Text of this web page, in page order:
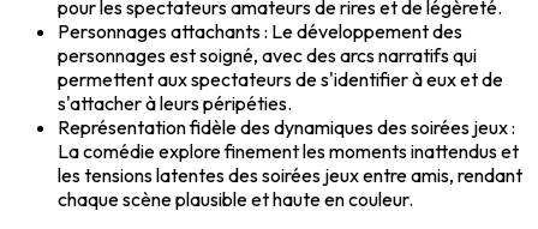
pour les spectateurs amateurs de rires et de légèreté.
Personnages attachants: Le développement des
personnages est soigné, avec des arcs narratifs qui
permettent aux spectateurs de s'identifier à eux et de
s'attacher à leurs péripéties.
Représentation fidèle des dynamiques des soirées jeux:
La comédie explore finement les moments inattendus et
les tensions latentes des soirées jeux entre amis, rendant
chaque scène plausible et haute en couleur.